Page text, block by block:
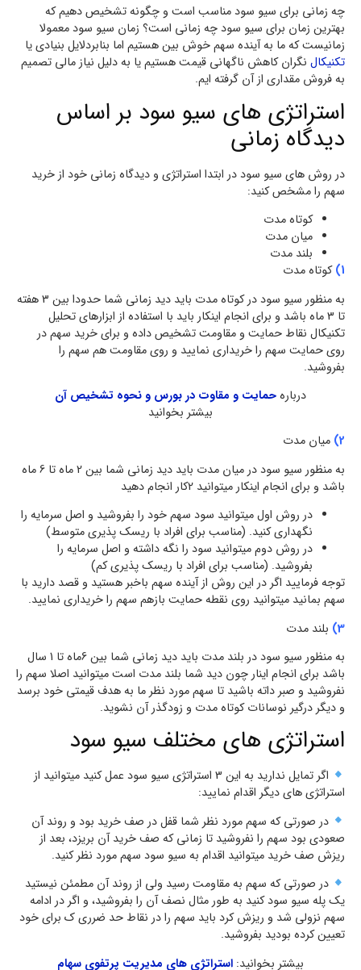
چه زمانی برای سیو سود مناسب است و چگونه تشخیص دهیم که
بهترین زمان برای سیو سود چه زمانی است؟ زمان سیو سود معمولا
زمانیست که ما به آینده سهم خوش بین هستیم اما بنابردلایل بنیادی یا
تکنیکالنگران کاهش ناگهانی قیمت هستیم یا به دلیل نیاز مالی تصمیم
به فروش مقداری از آن گرفته ایم.
استراتژی های سیو سود بر اساس
دیدگاه زمانی
در روش های سیو سود در ابتدا استراتژی و دیدگاه زمانی خود از خرید
سهم را مشخص کنید:
کوتاه مدت
میان مدت
بلند مدت
کوتاه مدت
به منظور سیو سود در کوتاه مدت باید دید زمانی شما حدودا بین 3 هفته
تا 3 ماه باشد و برای انجام اینکار باید با استفاده از ابزارهای تحلیل
تکنیکال نقاط حمایت و مقاومت تشخیص داده و برای خرید سهم در
روی حمایت سهم را خریداری نمایید و روی مقاومت هم سهم را
بفروشید.
دربارهحمایت و مقاوت در بورس و نحوه تشخیص آن
بیشتر بخوانید
میان مدت
به منظور سیو سود در میان مدت باید دید زمانی شما بین 2 ماه تا 6 ماه
باشد و برای انجام اینکار میتوانید 2کار انجام دهید
در روش اول میتوانید سود سهم خود را بفروشید و اصل سرمایه را
نگهداری کنید. (مناسب برای افراد با ریسک پذیری متوسط)
در روش دوم میتوانید سود را نگه داشته و اصل سرمایه را
بفروشید. (مناسب برای افراد با ریسک پذیری کم)
توجه فرمایید اگر در این روش از آینده سهم باخبر هستید و قصد دارید با
سهم بمانید میتوانید روی نقطه حمایت بازهم سهم را خریداری نمایید.
بلند مدت
به منظور سیو سود در بلند مدت باید دید زمانی شما بین 6ماه تا 1 سال
باشد برای انجام اینار چون دید شما بلند مدت است میتوانید اصلا سهم را
نفروشید و صبر داته باشید تا سهم مورد نظر ما به هدف قیمتی خود برسد
و دیگر درگیر نوسانات کوتاه مدت و زودگذر آن نشوید.
استراتژی های مختلف سیو سود
اگر تمایل ندارید به این 3 استراتژی سیو سود عمل کنید میتوانید از
استراتژی های دیگر اقدام نمایید:
در صورتی که سهم مورد نظر شما قفل در صف خرید بود و روند آن
صعودی بود سهم را نفروشید تا زمانی که صف خرید آن بریزد، بعد از
ریزش صف خرید میتوانید اقدام به سیو سود سهم مورد نظر کنید.
در صورتی که سهم به مقاومت رسید ولی از روند آن مطمئن نیستید
یک پله سیو سود کنید به طور مثال نصف آن را بفروشید، و اگر در ادامه
سهم نزولی شد و ریزش کرد باید سهم را در نقاط حد ضرری ک برای خود
تعیین کرده بودید بفروشید.
بیشتر بخوانید:استراتژی های مدیریت پرتفوی سهام